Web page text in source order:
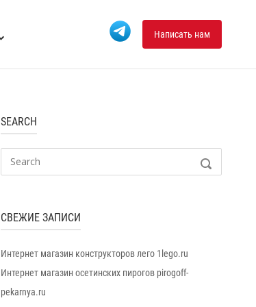
Написать нам
SEARCH
SEARCH
СВЕЖИЕ ЗАПИСИ
Интернет магазин конструкторов лего 1lego.ru
Интернет магазин осетинских пирогов pirogoff-
pekarnya.ru